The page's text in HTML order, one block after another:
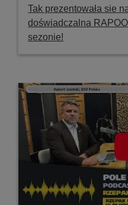
Tak prezentowała sie
doświadczalna
sezonie!